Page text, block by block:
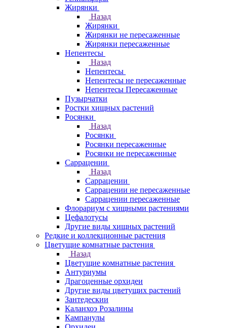
Жирянки
Назад
Жирянки
Жирянки не пересаженные
Жирянки пересаженные
Непентесы
Назад
Непентесы
Непентесы не пересаженные
Непентесы Пересаженные
Пузырчатки
Ростки хищных растений
Росянки
Назад
Росянки
Росянки пересаженные
Росянки не пересаженные
Саррацении
Назад
Саррацении
Саррацении не пересаженные
Саррацении пересаженные
Флорариум с хищными растениями
Цефалотусы
Другие виды хищных растений
Редкие и коллекционные растения
Цветущие комнатные растения
Назад
Цветущие комнатные растения
Антуриумы
Драгоценные орхидеи
Другие виды цветущих растений
Зантедескии
Каланхоэ Розалины
Кампанулы